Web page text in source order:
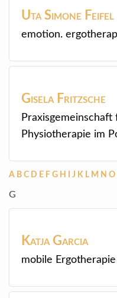
Uta Simone Feifel
emotion.
Gisela Fritzsche
Praxisgemeinschaft
Physiotherapie im
A B C D E F G H J K L M N O
G
Katja Garcia
mobile Ergotherapie